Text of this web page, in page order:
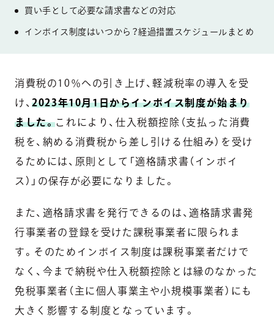
買い手として必要な請求書などの対応
インボイス制度はいつから？経過措置スケジュールまとめ
消費税の10％への引き上げ、軽減税率の導入を受
け、2023年10月1日からインボイス制度が始まり
ました。これにより、仕入税額控除（支払った消費
税を、納める消費税から差し引ける仕組み）を受け
るためには、原則として「適格請求書（インボイ
ス）」の保存が必要になりました。
また、適格請求書を発行できるのは、適格請求書発
行事業者の登録を受けた課税事業者に限られま
す。そのためインボイス制度は課税事業者だけで
なく、今まで納税や仕入税額控除とは縁のなかった
免税事業者（主に個人事業主や小規模事業者）にも
大きく影響する制度となっています。